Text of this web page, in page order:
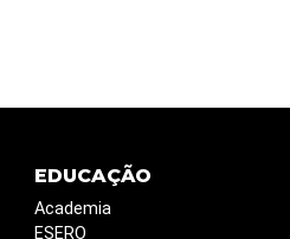
EDUCAÇÃO
Academia
ESERO